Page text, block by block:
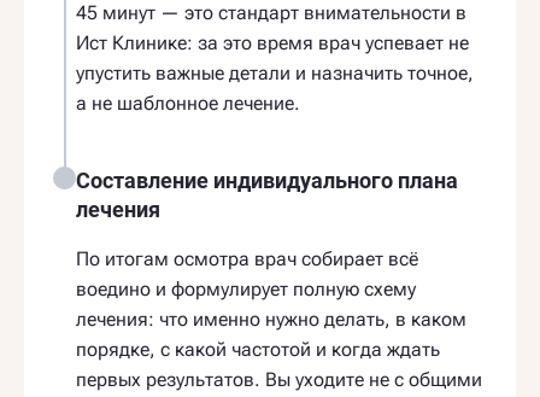
45 минут — это стандарт внимательности в
Ист Клинике: за это время врач успевает не
упустить важные детали и назначить точное,
а не шаблонное лечение.
Составление индивидуального плана
лечения
По итогам осмотра врач собирает всё
воедино и формулирует полную схему
лечения: что именно нужно делать, в каком
порядке, с какой частотой и когда ждать
первых результатов. Вы уходите не с общими